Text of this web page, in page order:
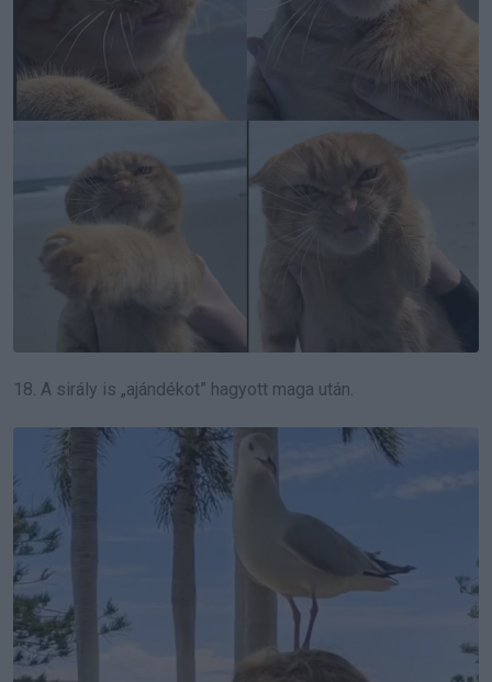
18. A sirály is „ajándékot” hagyott maga után.